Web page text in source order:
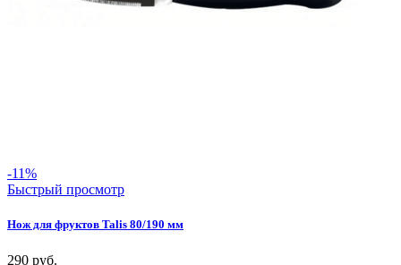
-11%
Быстрый просмотр
Нож для фруктов Talis 80/190 мм
290 руб.